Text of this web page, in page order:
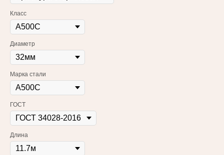
Класс
Диаметр
Марка стали
ГОСТ
Длина